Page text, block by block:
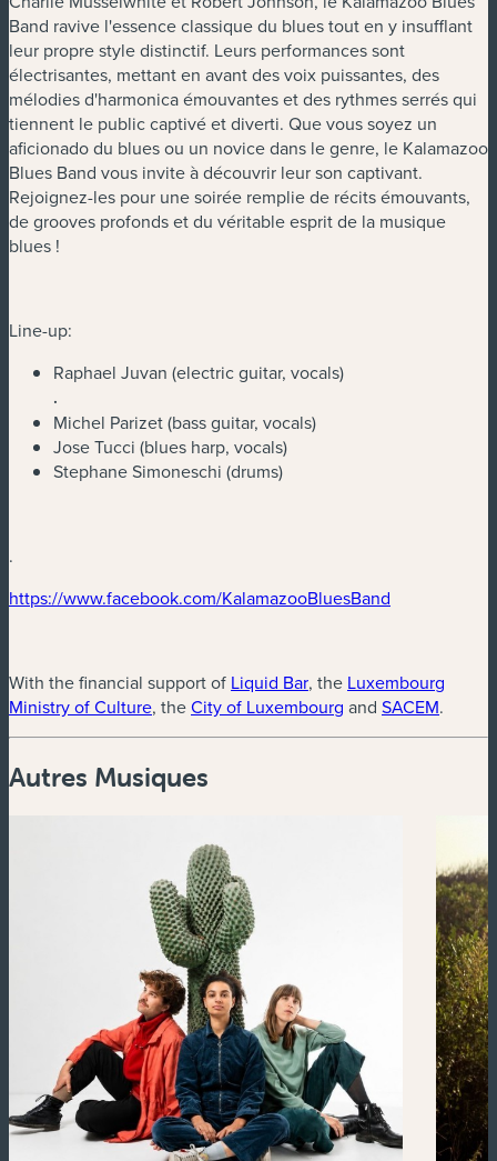
Band ravive l'essence classique du blues tout en y insufflant
leur propre style distinctif. Leurs performances sont
électrisantes, mettant en avant des voix puissantes, des
mélodies d'harmonica émouvantes et des rythmes serrés qui
tiennent le public captivé et diverti. Que vous soyez un
aficionado du blues ou un novice dans le genre, le Kalamazoo
Blues Band vous invite à découvrir leur son captivant.
Rejoignez-les pour une soirée remplie de récits émouvants,
de grooves profonds et du véritable esprit de la musique
blues !
Line-up:
Raphael Juvan (electric guitar, vocals)
.
Michel Parizet (bass guitar, vocals)
Jose Tucci (blues harp, vocals)
Stephane Simoneschi (drums)
.
(nouvelle fenêtre)
https://www.facebook.com/KalamazooBluesBand
With the financial support of Liquid Bar(nouvelle fenêtre)
, the Luxembourg
Ministry of Culture(nouvelle fenêtre)
, theCity of Luxembourg (nouvelle fenêtre)
and SACEM.
Autres Musiques